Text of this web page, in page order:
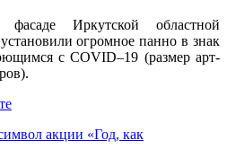
Иркутской областной
огромное панно в знак
с COVID–19 (размер арт-